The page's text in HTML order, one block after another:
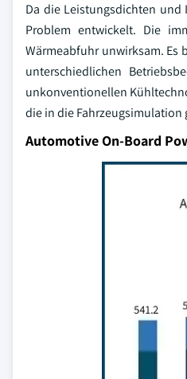
Da die Leistungsdichten und
Problem entwickelt. Die
Wärmeabfuhr unwirksam. Es
unterschiedlichen
unkonventionellen
die in die Fahrzeugsimulation
Automotive On-Board